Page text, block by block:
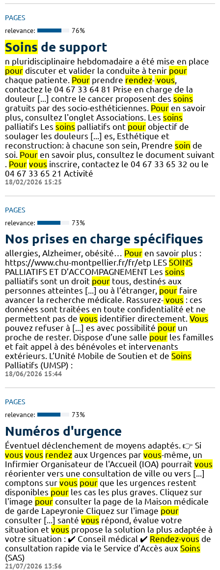
PAGES
relevance: 76%
Soins de support
n pluridisciplinaire hebdomadaire a été mise en place
pour discuter et valider la conduite à tenir pour
chaque patiente. Pour prendre rendez- vous
contactez le 04 67 33 64 81 Prise en charge de la
douleur [...] contre le cancer proposent des soins
gratuits par des socio-esthéticiennes. Pour en savoir
plus, consultez l'onglet Associations. Les soins
palliatifs Les soins palliatifs ont pour objectif de
soulager les douleurs [...] es, Esthétique et
reconstruction: à chacune son sein, Prendre soin de
soi. Pour en savoir plus, consultez le document suivant
Pour vous inscrire, contactez le 04 67 33 65 32 ou le
04 67 33 65 21 Activité
18/02/2026 15:25
PAGES
relevance: 73%
Nos prises en charge spécifiques
allergies, Alzheimer, obésité… Pour en savoir plus :
https://www.chu-montpellier.fr/fr/etp LES SOINS
PALLIATIFS ET D’ACCOMPAGNEMENT Les soins
palliatifs sont un droit pour tous, destinés aux
personnes atteintes [...] ou à l’étranger, pour faire
avancer la recherche médicale. Rassurez- vous : ces
données sont traitées en toute confidentialité et ne
permettent pas de vous identifier directement. Vous
pouvez refuser à [...] es avec possibilité pour un
proche de rester. Dispose d’une salle pour les familles
et fait appel à des bénévoles et intervenants
extérieurs. L’Unité Mobile de Soutien et de Soins
Palliatifs (UMSP) :
18/06/2026 15:44
PAGES
relevance: 73%
Numéros d'urgence
Éventuel déclenchement de moyens adaptés. 👉 Si
vous vous rendez aux Urgences par vous-même, un
Infirmier Organisateur de l'Accueil (IOA) pourrait vous
réorienter vers une consultation de ville ou vers [...]
comptons sur vous pour que les urgences restent
disponibles pour les cas les plus graves. Cliquez sur
l'image pour consulter la page de la Maison médicale
de garde Lapeyronie Cliquez sur l'image pour
consulter [...] santé vous répond, évalue votre
situation et vous propose la solution la plus adaptée à
votre situation : ✔️ Conseil médical ✔️ Rendez-vous de
consultation rapide via le Service d’Accès aux Soins
(SAS)
21/07/2026 13:56